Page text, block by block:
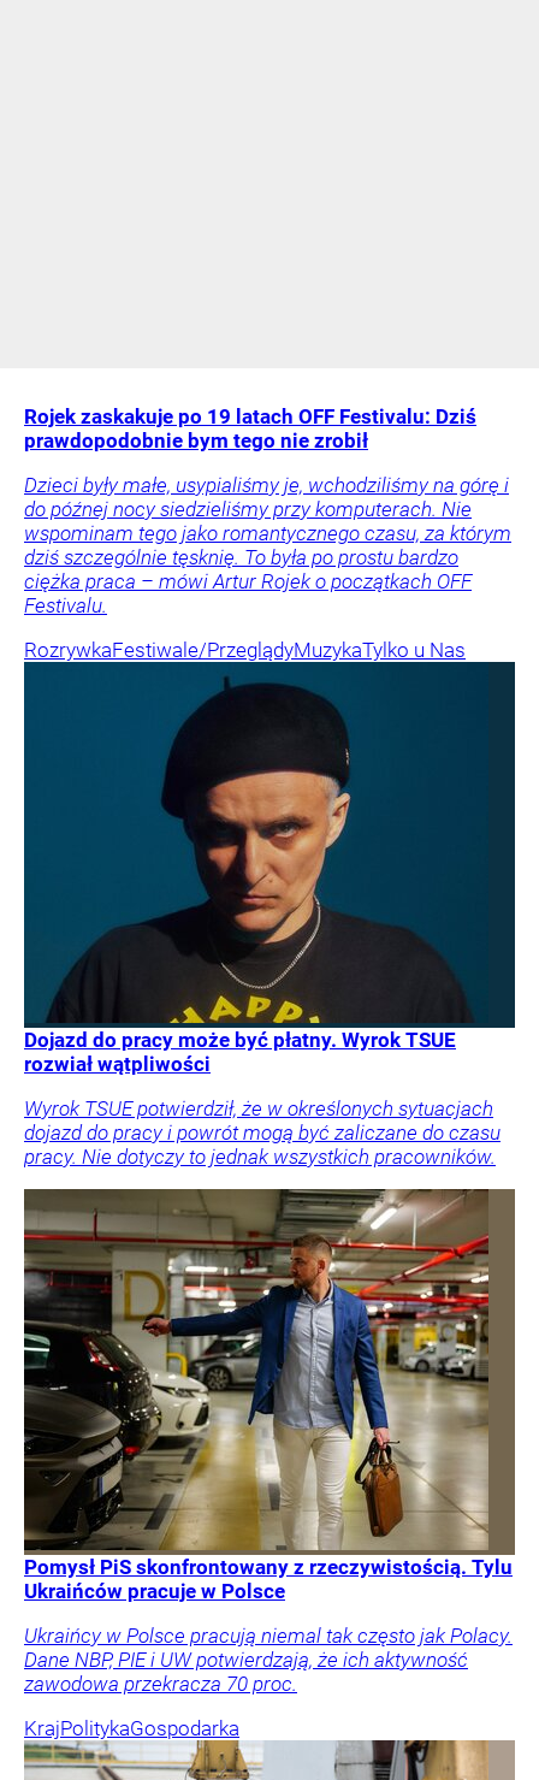
Rojek zaskakuje po 19 latach OFF Festivalu: Dziś
prawdopodobnie bym tego nie zrobił
Dzieci były małe, usypialiśmy je, wchodziliśmy na górę i
do późnej nocy siedzieliśmy przy komputerach. Nie
wspominam tego jako romantycznego czasu, za którym
dziś szczególnie tęsknię. To była po prostu bardzo
ciężka praca – mówi Artur Rojek o początkach OFF
Festivalu.
RozrywkaFestiwale/PrzeglądyMuzykaTylko u Nas
Dojazd do pracy może być płatny. Wyrok TSUE
rozwiał wątpliwości
Wyrok TSUE potwierdził, że w określonych sytuacjach
dojazd do pracy i powrót mogą być zaliczane do czasu
pracy. Nie dotyczy to jednak wszystkich pracowników.
Pomysł PiS skonfrontowany z rzeczywistością. Tylu
Ukraińców pracuje w Polsce
Ukraińcy w Polsce pracują niemal tak często jak Polacy.
Dane NBP, PIE i UW potwierdzają, że ich aktywność
zawodowa przekracza 70 proc.
KrajPolitykaGospodarka